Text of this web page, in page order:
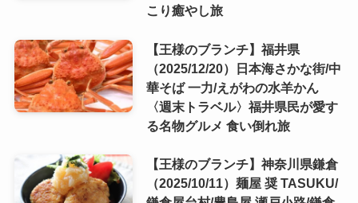
こり癒やし旅
【王様のブランチ】福井県
（2025/12/20）日本海さかな街/中
華そば 一力/えがわの水羊かん
〈週末トラベル〉福井県民が愛す
る名物グルメ 食い倒れ旅
【王様のブランチ】神奈川県鎌倉
（2025/10/11）麺屋 奨 TASUKU/